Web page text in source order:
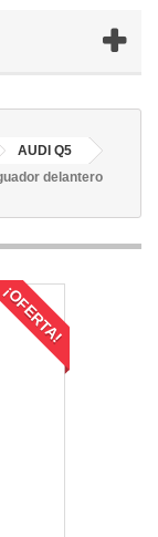
AUDI Q5
delantero
¡OFERTA!